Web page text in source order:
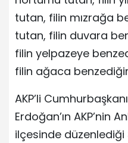
tutan, filin mızrağa
tutan, filin duvara
filin yelpazeye
filin ağaca
AKP’li
Erdoğan’ın AKP’nin
ilçesinde düzenlediği